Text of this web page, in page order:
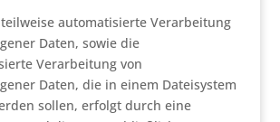
automatisierte Verarbeitung
Daten, sowie die
Verarbeitung von
Daten, die in einem Dateisystem
sollen, erfolgt durch eine